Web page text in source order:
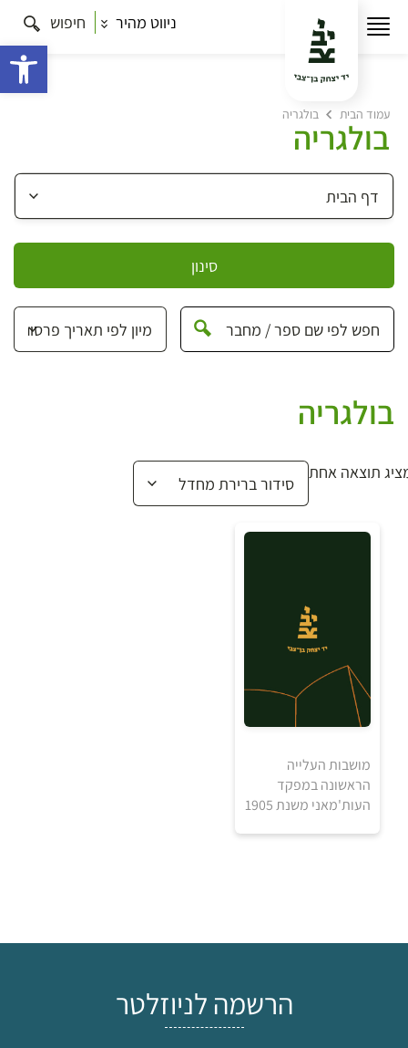
ניווט מהיר חיפוש
עמוד הבית בולגריה
בולגריה
סינון
בולגריה
תוצאה אחת
מושבות העלייה
הראשונה במפקד
העות'מאני משנת 1905
הרשמה לניוזלטר